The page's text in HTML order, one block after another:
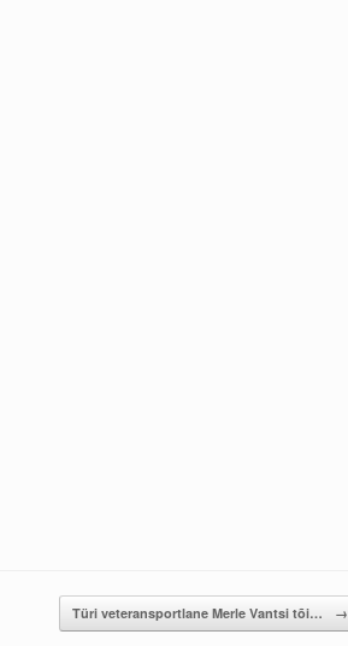
Türi veteransportlane Merle Vantsi tõi… →